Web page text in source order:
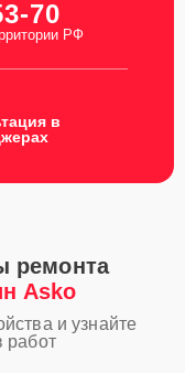
70
РФ
в
ремонта
Asko
и узнайте
работ